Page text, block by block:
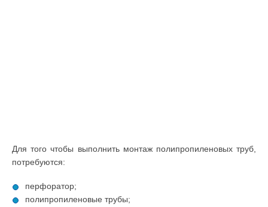
Для того чтобы выполнить монтаж полипропиленовых труб,
потребуются:
перфоратор;
полипропиленовые трубы;